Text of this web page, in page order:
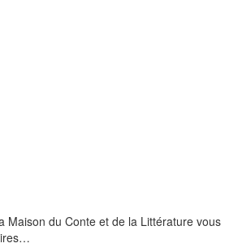
Maison du Conte et de la Littérature vous